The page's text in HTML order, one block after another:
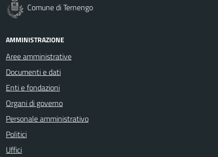
Comune di Ternengo
AMMINISTRAZIONE
Aree amministrative
Documenti e dati
Enti e fondazioni
Organi di governo
Personale amministrativo
Politici
Uffici